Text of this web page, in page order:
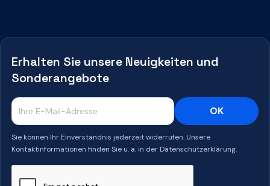
Erhalten Sie unsere Neuigkeiten und
Sonderangebote
Sie können Ihr Einverständnis jederzeit widerrufen. Unsere
Kontaktinformationen finden Sie u. a. in der Datenschutzerklärung.